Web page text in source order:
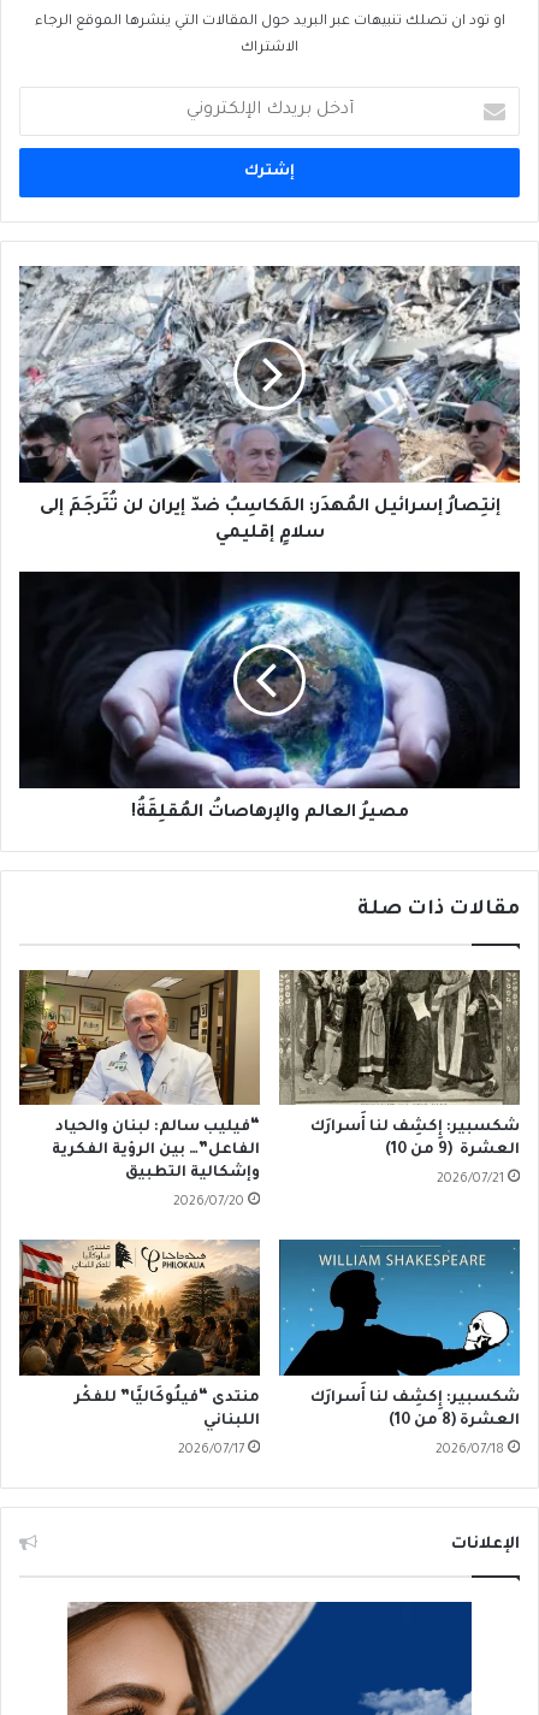
او تود ان تصلك تنبيهات عبر البريد حول المقالات التي ينشرها الموقع الرجاء
الاشتراك
بريدك
الإلكتروني
إنتِصارُ
إسرائيل
المُهدَر:
المَكاسِبُ
ضدّ
إيران
لن
تُتَرجَمَ
إلى
سلامٍإنتِصارُ إسرائيل المُهدَر: المَكاسِبُ ضدّ إيران لن تُتَرجَمَ إلى
سلامٍ إقليمي
مصيرُ العالم والإرهاصاتُ المُقلِقَةُ!
مقالات ذات صلة
شكسبير: إِكشِف لنا أَسرارَك
العشرة (9 من 10)
2026/07/21
“فيليب سالم: لبنان والحياد
الفاعل”… بين الرؤية الفكرية
وإشكالية التطبيق
2026/07/20
شكسبير: إِكشِف لنا أَسرارَك
العشرة (8 من 10)
2026/07/18
منتدى “فيلُوكَاليَّا” للفكْر
اللبناني
2026/07/17
الإعلانات